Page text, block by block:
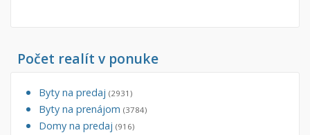
Nebytové priestory
Administratívne, obchodné
Počet realít v ponuke
Byty na predaj (2931)
Byty na prenájom (3784)
Domy na predaj (916)